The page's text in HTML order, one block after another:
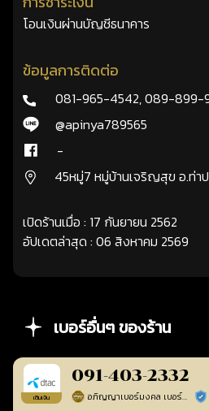
โอนเงินผ่านบัญชีธนาคาร
ข้อมูลการติดต่อ
081-965-4542,089-899-
@apinya789565
-
45หมู่7 หมู่บ้านเจริญสุข อ.ท่า
เปิดร้านเมื่อ : 17 กันยายน 2562
อัปเดตล่าสุด : 06 สิงหาคม 2569
เบอร์อื่นๆ ของร้าน
เติมเงิน
091-403-2332
อภิญญาเบอร์มงคล เบอร์สวยเลขศาสตร์ ร้าน